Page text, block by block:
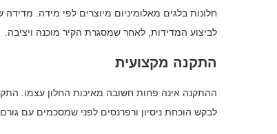
חלונות בלגים מאלומיניום מיוצרים לפי מידה. מדידה
לביצוע המדידות, לאחר שמסגרת הקיר מוכנה ויציבה.
התקנה מקצועית
ההתקנה אינה פחות חשובה מאיכות החלון עצמו.
לבקש הוכחת ניסיון ורפרנסים לפני שמסכמים עם